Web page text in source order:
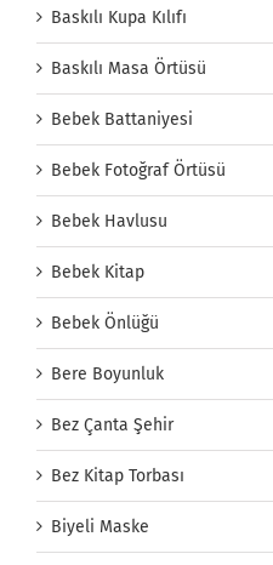
Baskılı Kupa Kılıfı
Baskılı Masa Örtüsü
Bebek Battaniyesi
Bebek Fotoğraf Örtüsü
Bebek Havlusu
Bebek Kitap
Bebek Önlüğü
Bere Boyunluk
Bez Çanta Şehir
Bez Kitap Torbası
Biyeli Maske